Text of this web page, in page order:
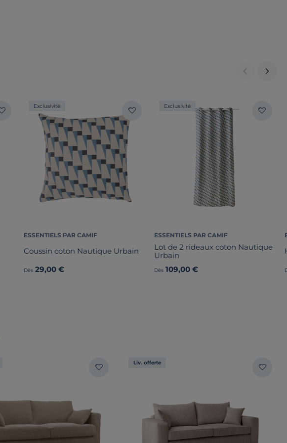
Exclusivité
ESSENTIELS PAR CAMIF
Coussin coton Nautique Urbain
Dès 29,00 €
Exclusivité
ESSENTIELS PAR CAMIF
Lot de 2 rideaux coton Nautique
Urbain
Dès 109,00 €
Liv. offerte